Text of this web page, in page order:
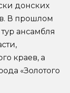
донских
В прошлом
ансамбля
краев, а
«Золотого